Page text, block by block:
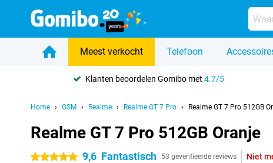
Meest verkocht Telefoon
Klanten beoordelen Gomibo met 4.7/5
Home GSM Realme Realme GT 7 Pro Realme GT 7 Pro 512GB
Realme GT 7 Pro 512GB Oranje
5 sterren 9,6 Fantastisch 53 geverifieerde reviews Niet